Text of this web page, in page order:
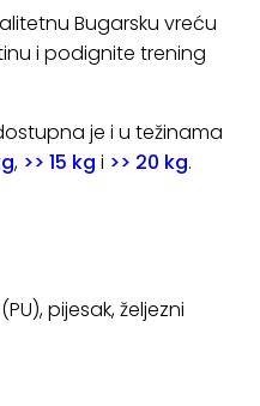
Bugarsku vreću
i podignite trening
je i u težinama
, >> 15 kg i >> 20 kg.
pijesak, željezni